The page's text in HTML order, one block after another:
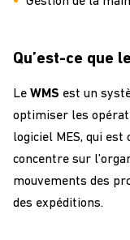
Qu’est-ce que
Le WMS est un
optimiser les
logiciel MES, qui
concentre sur
mouvements des
des expéditions.